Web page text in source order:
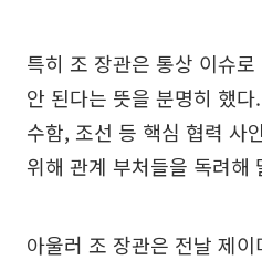
특히 조 장관은 통상 이슈
안 된다는 뜻을 분명히 했
수함, 조선 등 핵심 협력 사
위해 관계 부처들을 독려해
아울러 조 장관은 전날 제